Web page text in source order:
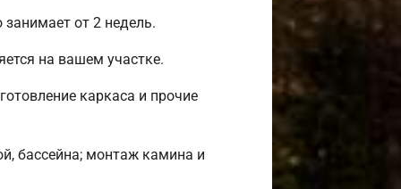
от 2 недель.
на вашем участке.
каркаса и прочие
бассейна; монтаж камина и